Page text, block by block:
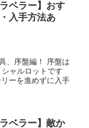
ベラー】おす
入手方法あ
、序盤編！ 序盤は
ャルロットです
ーを進めずに入手
ベラー】敵か